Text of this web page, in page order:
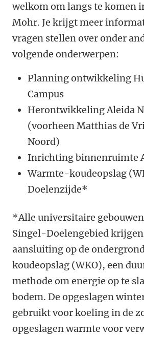
welkom om langs te komen
Mohr. Je krijgt meer
vragen stellen over onder
volgende onderwerpen:
Planning ontwikkeling
Campus
Herontwikkeling Aleida
(voorheen Matthias de
Noord)
Inrichting binnenruimte
Warmte-koudeopslag
Doelenzijde*
*Alle universitaire
Singel-Doelengebied
aansluiting op de
koudeopslag (WKO), een
methode om energie op te
bodem. De opgeslagen
gebruikt voor koeling in de
opgeslagen warmte voor